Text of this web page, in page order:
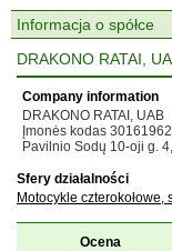
Informacja o spółce
DRAKONO RATAI,
Company information
DRAKONO RATAI, UAB
Įmonės kodas
Pavilnio Sodų 10-oji g.
Sfery działalności
Motocykle
Ocena